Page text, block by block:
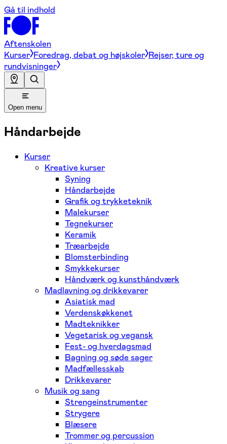
Gå til indhold
Aftenskolen
Kurser Foredrag, debat og højskoler Rejser, ture og
rundvisninger
Open menu
Håndarbejde
Kurser
Kreative kurser
Syning
Håndarbejde
Grafik og trykketeknik
Malekurser
Tegnekurser
Keramik
Træarbejde
Blomsterbinding
Smykkekurser
Håndværk og kunsthåndværk
Madlavning og drikkevarer
Asiatisk mad
Verdenskøkkenet
Madteknikker
Vegetarisk og vegansk
Fest- og hverdagsmad
Bagning og søde sager
Madfællesskab
Drikkevarer
Musik og sang
Strengeinstrumenter
Strygere
Blæsere
Trommer og percussion